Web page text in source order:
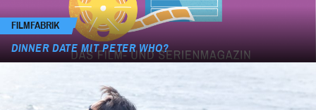
FILMFABRIK
DINNER DATE MIT PETER WHO?